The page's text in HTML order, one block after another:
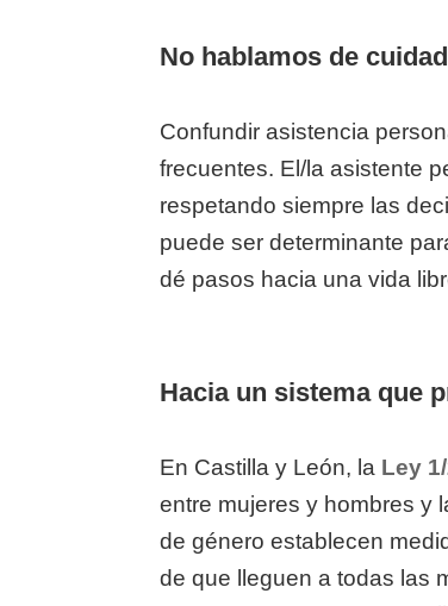
No hablamos de
Confundir asistencia
frecuentes. El/la asistente
respetando siempre las
puede ser determinante
dé pasos hacia una vida
Hacia un sistema que
En Castilla y León, la Ley
entre mujeres y hombres y
de género establecen
de que lleguen a todas las